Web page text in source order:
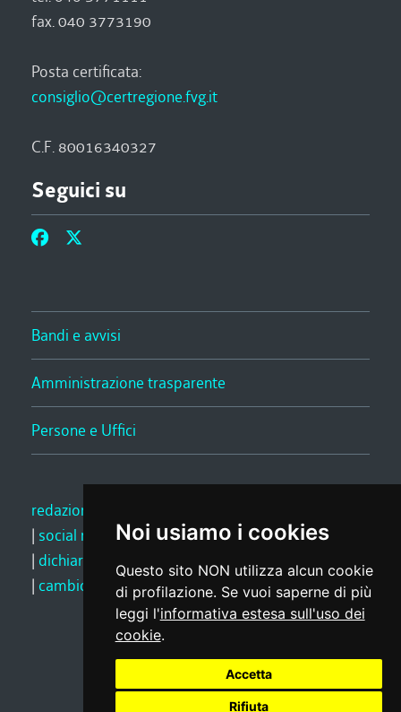
Noi usiamo i cookies
Questo sito NON utilizza alcun cookie
di profilazione. Se vuoi saperne di più
leggi l'informativa estesa sull'uso dei
cookie.
Accetta
Rifiuta
fax. 040 3773190
Posta certificata:
consiglio@certregione.fvg.it
C.F. 80016340327
Seguici su
Bandi e avvisi
Amministrazione trasparente
Persone e Uffici
redazione web
| social media policy
| dichiarazione di accessibilità
feedback
| cambio preferenze cookie